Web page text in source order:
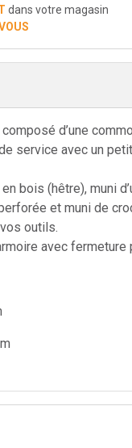
dans votre magasin
composé d’une
service avec un
bois (hêtre), muni
et muni de
outils.
avec fermeture